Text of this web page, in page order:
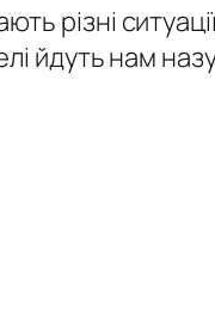
різні
йдуть нам